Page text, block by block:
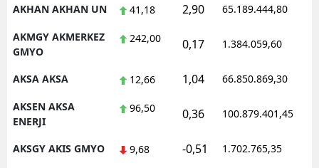
Niğde
Ordu
AKHAN AKHAN UN 41,18 2,90 65.189.444,80
AKMGY AKMERKEZ
GMYO
242,00 0,17 1.384.059,60
AKSA AKSA 12,66 1,04 66.850.869,30
AKSEN AKSA
ENERJI
96,50 0,36 100.879.401,45
AKSGY AKIS GMYO 9,68 -0,51 1.702.765,35